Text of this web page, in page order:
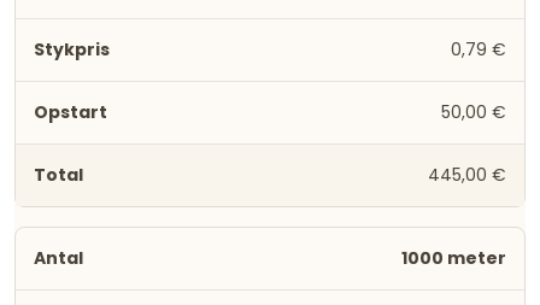
0,79 €
50,00 €
445,00 €
1000 meter